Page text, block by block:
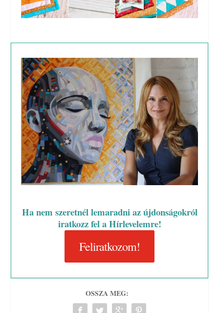
Ha nem szeretnél lemaradni az újdonságokról
iratkozz fel a Hírlevelemre!
Feliratkozom!
OSSZA MEG: